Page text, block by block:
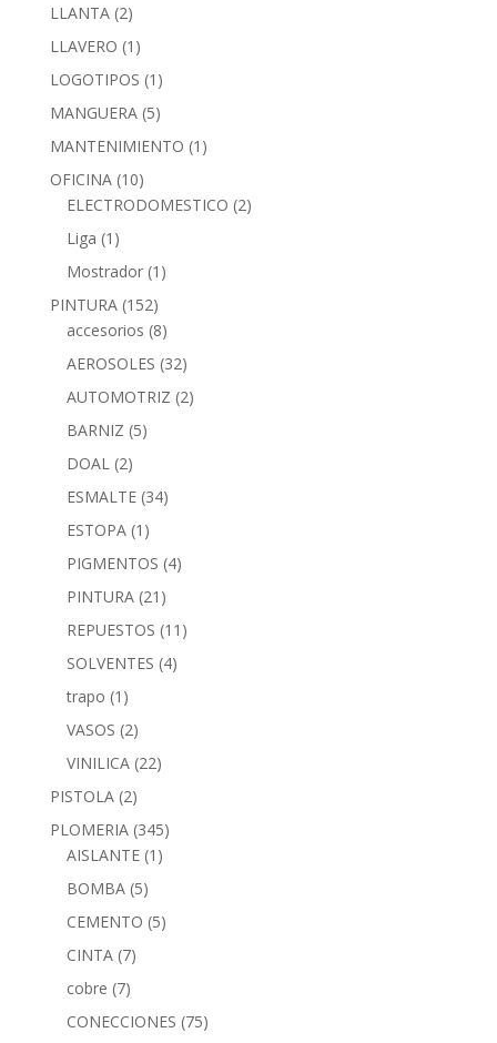
LLANTA (2)
LLAVERO (1)
LOGOTIPOS (1)
MANGUERA (5)
MANTENIMIENTO (1)
OFICINA (10)
ELECTRODOMESTICO (2)
Liga (1)
Mostrador (1)
PINTURA (152)
accesorios (8)
AEROSOLES (32)
AUTOMOTRIZ (2)
BARNIZ (5)
DOAL (2)
ESMALTE (34)
ESTOPA (1)
PIGMENTOS (4)
PINTURA (21)
REPUESTOS (11)
SOLVENTES (4)
trapo (1)
VASOS (2)
VINILICA (22)
PISTOLA (2)
PLOMERIA (345)
AISLANTE (1)
BOMBA (5)
CEMENTO (5)
CINTA (7)
cobre (7)
CONECCIONES (75)